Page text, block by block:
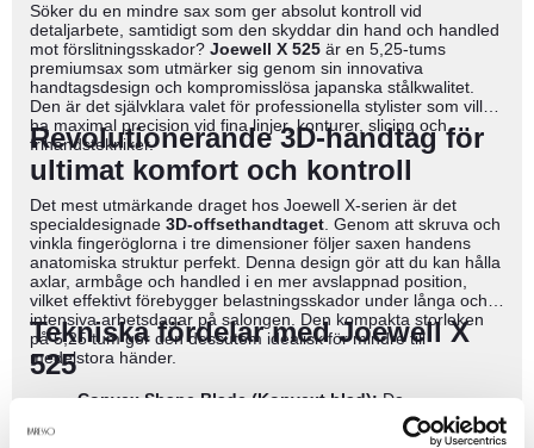
Söker du en mindre sax som ger absolut kontroll vid
detaljarbete, samtidigt som den skyddar din hand och handled
mot förslitningsskador? Joewell X 525 är en 5,25-tums
premiumsax som utmärker sig genom sin innovativa
handtagsdesign och kompromisslösa japanska stålkwalitet.
Den är det självklara valet för professionella stylister som vill
ha maximal precision vid fina linjer, konturer, slicing och
frihandstekniker.
Revolutionerande 3D-handtag för
ultimat komfort och kontroll
Det mest utmärkande draget hos Joewell X-serien är det
specialdesignade 3D-offsethandtaget . Genom att skruva och
vinkla fingeröglorna i tre dimensioner följer saxen handens
anatomiska struktur perfekt. Denna design gör att du kan hålla
axlar, armbåge och handled i en mer avslappnad position,
vilket effektivt förebygger belastningsskador under långa och
intensiva arbetsdagar på salongen. Den kompakta storleken
på 5,25 tum gör den dessutom idealisk för mindre till
medelstora händer.
Tekniska fördelar med Joewell X
525
Convex Shape Blade (Konvext blad):De
handslipade, konvexa bladen ger en extremt vass och
hållbar egg. Det gör att saxen klipper med minimalt